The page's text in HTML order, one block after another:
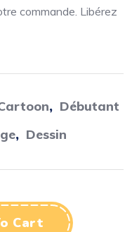
commande. Libérez
, Débutant
, Dessin
Cart